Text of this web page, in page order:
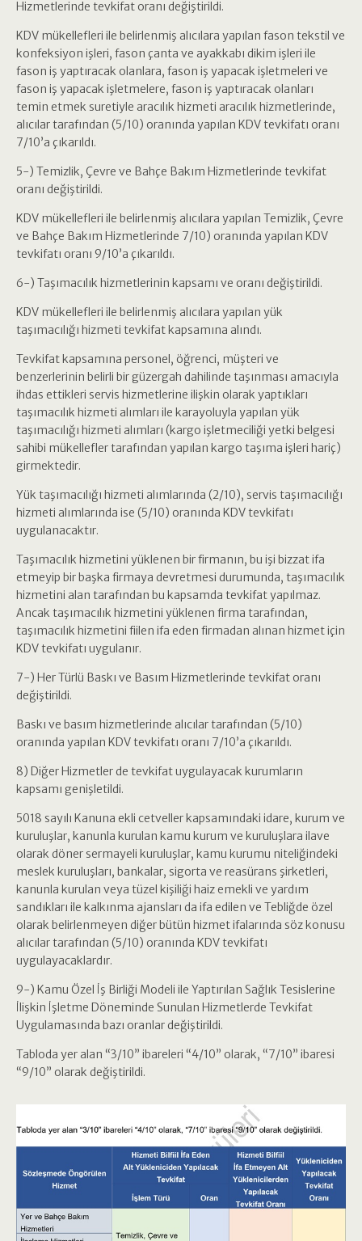
Hizmetlerinde tevkifat oranı değiştirildi.
KDV mükellefleri ile belirlenmiş alıcılara yapılan fason tekstil ve
konfeksiyon işleri, fason çanta ve ayakkabı dikim işleri ile
fason iş yaptıracak olanlara, fason iş yapacak işletmeleri ve
fason iş yapacak işletmelere, fason iş yaptıracak olanları
temin etmek suretiyle aracılık hizmeti aracılık hizmetlerinde,
alıcılar tarafından (5/10) oranında yapılan KDV tevkifatı oranı
7/10’a çıkarıldı.
5-) Temizlik, Çevre ve Bahçe Bakım Hizmetlerinde tevkifat
oranı değiştirildi.
KDV mükellefleri ile belirlenmiş alıcılara yapılan Temizlik, Çevre
ve Bahçe Bakım Hizmetlerinde 7/10) oranında yapılan KDV
tevkifatı oranı 9/10’a çıkarıldı.
6-) Taşımacılık hizmetlerinin kapsamı ve oranı değiştirildi.
KDV mükellefleri ile belirlenmiş alıcılara yapılan yük
taşımacılığı hizmeti tevkifat kapsamına alındı.
Tevkifat kapsamına personel, öğrenci, müşteri ve
benzerlerinin belirli bir güzergah dahilinde taşınması amacıyla
ihdas ettikleri servis hizmetlerine ilişkin olarak yaptıkları
taşımacılık hizmeti alımları ile karayoluyla yapılan yük
taşımacılığı hizmeti alımları (kargo işletmeciliği yetki belgesi
sahibi mükellefler tarafından yapılan kargo taşıma işleri hariç)
girmektedir.
Yük taşımacılığı hizmeti alımlarında (2/10), servis taşımacılığı
hizmeti alımlarında ise (5/10) oranında KDV tevkifatı
uygulanacaktır.
Taşımacılık hizmetini yüklenen bir firmanın, bu işi bizzat ifa
etmeyip bir başka firmaya devretmesi durumunda, taşımacılık
hizmetini alan tarafından bu kapsamda tevkifat yapılmaz.
Ancak taşımacılık hizmetini yüklenen firma tarafından,
taşımacılık hizmetini fiilen ifa eden firmadan alınan hizmet için
KDV tevkifatı uygulanır.
7-) Her Türlü Baskı ve Basım Hizmetlerinde tevkifat oranı
değiştirildi.
Baskı ve basım hizmetlerinde alıcılar tarafından (5/10)
oranında yapılan KDV tevkifatı oranı 7/10’a çıkarıldı.
8) Diğer Hizmetler de tevkifat uygulayacak kurumların
kapsamı genişletildi.
5018 sayılı Kanuna ekli cetveller kapsamındaki idare, kurum ve
kuruluşlar, kanunla kurulan kamu kurum ve kuruluşlara ilave
olarak döner sermayeli kuruluşlar, kamu kurumu niteliğindeki
meslek kuruluşları, bankalar, sigorta ve reasürans şirketleri,
kanunla kurulan veya tüzel kişiliği haiz emekli ve yardım
sandıkları ile kalkınma ajansları da ifa edilen ve Tebliğde özel
olarak belirlenmeyen diğer bütün hizmet ifalarında söz konusu
alıcılar tarafından (5/10) oranında KDV tevkifatı
uygulayacaklardır.
9-) Kamu Özel İş Birliği Modeli ile Yaptırılan Sağlık Tesislerine
İlişkin İşletme Döneminde Sunulan Hizmetlerde Tevkifat
Uygulamasında bazı oranlar değiştirildi.
Tabloda yer alan “3/10” ibareleri “4/10” olarak, “7/10” ibaresi
“9/10” olarak değiştirildi.